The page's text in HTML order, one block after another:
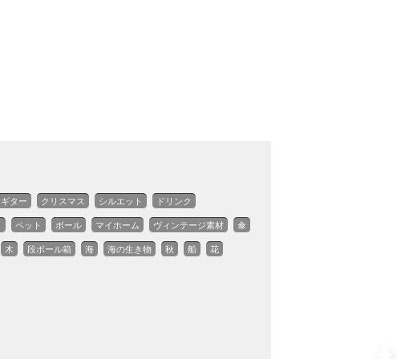
ギター クリスマス シルエット ドリンク
ペット ボール マイホーム ヴィンテージ素材 傘
木 段ボール箱 海 海の生き物 秋 船 花